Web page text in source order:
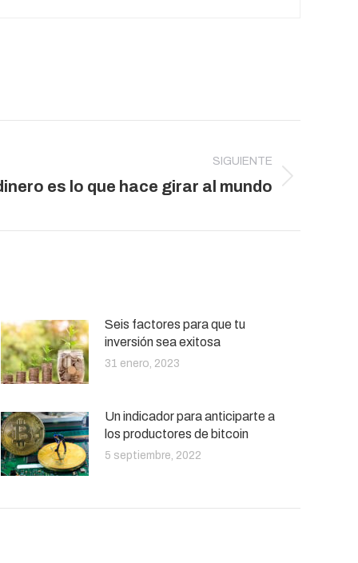
SIGUIENTE
es lo que hace girar al mundo
Seis factores para que tu
inversión sea exitosa
31 enero, 2023
Un indicador para anticiparte a
los productores de bitcoin
5 septiembre, 2022